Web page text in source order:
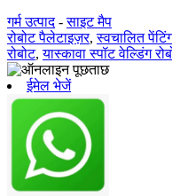
गर्म उत्पाद-साइट मैप
रोबोट पैलेटाइज़र,स्वचालित
रोबोट,यास्कावा स्पॉट वेल्डिंग
ईमेल भेजें